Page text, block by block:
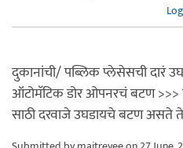
दुकानांची/ पब्लिक प्लेसेसची दारं
ऑटोमॅटिक डोर ओपनरचं बटण >>>
साठी दरवाजे उघडायचे बटण असते